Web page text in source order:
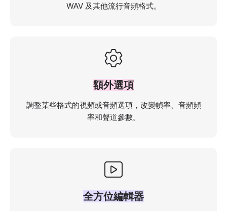
WAV 及其他流行音頻格式。
額外選項
調整某些格式的視頻或音頻選項，改變幀率、音頻頻
率和聲道參數。
全方位編輯器